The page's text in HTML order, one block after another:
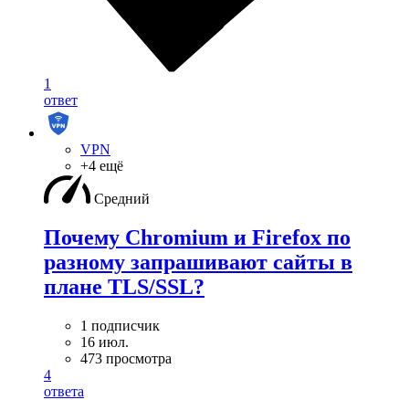
1
ответ
VPN
+4 ещё
Средний
Почему Chromium и Firefox по
разному запрашивают сайты в
плане TLS/SSL?
1 подписчик
16 июл.
473 просмотра
4
ответа